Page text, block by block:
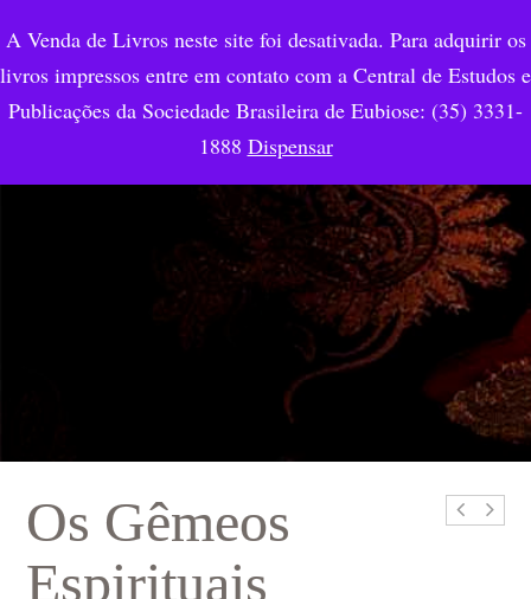
Os Gêmeos
Espirituais
A Venda de Livros neste site foi desativada. Para adquirir os
livros impressos entre em contato com a Central de Estudos e
Publicações da Sociedade Brasileira de Eubiose: (35) 3331-
1888 Dispensar